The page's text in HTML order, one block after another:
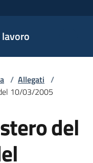
/ Allegati /
10/03/2005
del